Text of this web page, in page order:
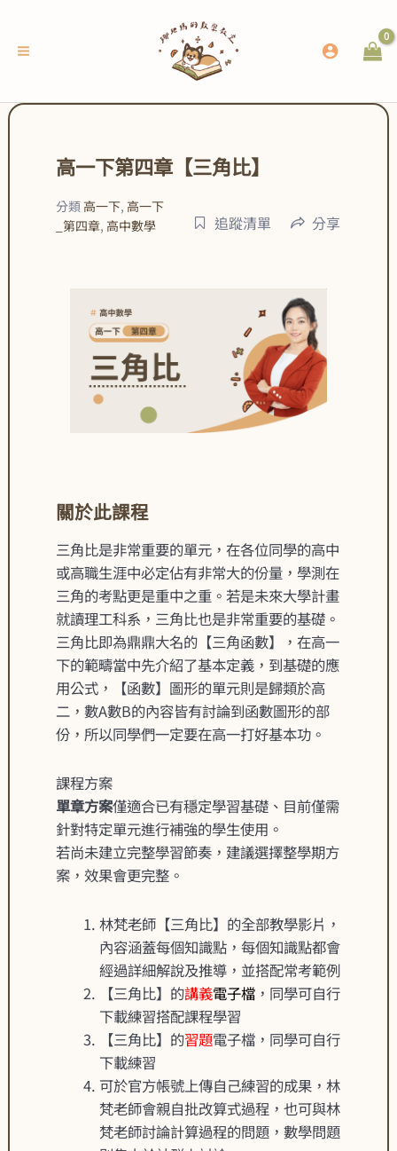
內
高一下第四章【三角比】
分類 高一下, 高一下
_第四章, 高中數學 追蹤清單 分享
關於此課程
三角比是非常重要的單元，在各位同學的高中
或高職生涯中必定佔有非常大的份量，學測在
三角的考點更是重中之重。若是未來大學計畫
就讀理工科系，三角比也是非常重要的基礎。
三角比即為鼎鼎大名的【三角函數】，在高一
下的範疇當中先介紹了基本定義，到基礎的應
用公式，【函數】圖形的單元則是歸類於高
二，數A數B的內容皆有討論到函數圖形的部
份，所以同學們一定要在高一打好基本功。
課程方案
單章方案僅適合已有穩定學習基礎、目前僅需
針對特定單元進行補強的學生使用。
若尚未建立完整學習節奏，建議選擇整學期方
案，效果會更完整。
林梵老師【三角比】的全部教學影片，
內容涵蓋每個知識點，每個知識點都會
經過詳細解說及推導，並搭配常考範例
【三角比】的講義電子檔 ，同學可自行
下載練習搭配課程學習
【三角比】的習題電子檔，同學可自行
下載練習
可於官方帳號上傳自己練習的成果，林
梵老師會親自批改算式過程，也可與林
梵老師討論計算過程的問題，數學問題